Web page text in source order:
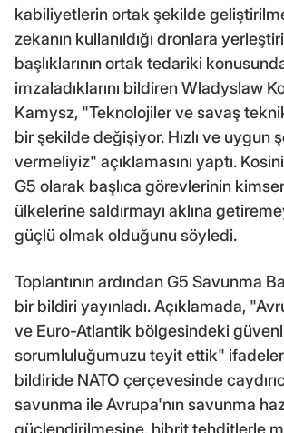
kabiliyetlerin ortak şekilde
zekanın kullanıldığı dronlara
başlıklarının ortak tedariki
imzaladıklarını bildiren Wladyslaw
Kamysz, "Teknolojiler ve savaş
bir şekilde değişiyor. Hızlı ve uygun
vermeliyiz" açıklamasını yaptı.
G5 olarak başlıca görevlerinin
ülkelerine saldırmayı aklına
güçlü olmak olduğunu söyledi.
Toplantının ardından G5 Savunma
bir bildiri yayınladı. Açıklamada,
ve Euro-Atlantik bölgesindeki
sorumluluğumuzu teyit ettik"
bildiride NATO çerçevesinde
savunma ile Avrupa'nın savunma
güçlendirilmesine, hibrit tehditlerle